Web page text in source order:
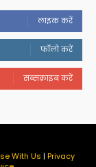
लाइक करें
फॉलो करें
सब्सक्राइब करें
With Us | Privacy